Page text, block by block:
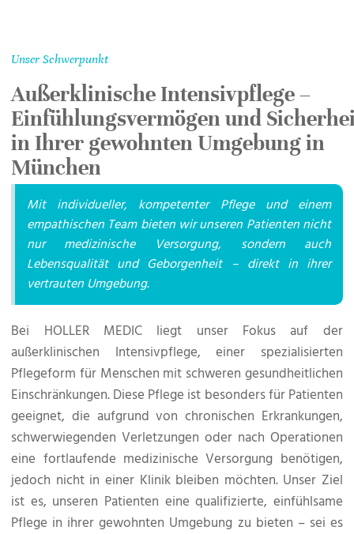
Unser Schwerpunkt
Außerklinische Intensivpflege –
Einfühlungsvermögen und
in Ihrer gewohnten Umgebung in
München
Mit individueller, kompetenter Pflege und einem
empathischen Team bieten wir unseren Patienten nicht
nur medizinische Versorgung, sondern auch
Lebensqualität und Geborgenheit – direkt in ihrer
vertrauten Umgebung.
Bei HOLLER MEDIC liegt unser Fokus auf der
außerklinischen Intensivpflege, einer spezialisierten
Pflegeform für Menschen mit schweren gesundheitlichen
Einschränkungen. Diese Pflege ist besonders für Patienten
geeignet, die aufgrund von chronischen Erkrankungen,
schwerwiegenden Verletzungen oder nach Operationen
eine fortlaufende medizinische Versorgung benötigen,
jedoch nicht in einer Klinik bleiben möchten. Unser Ziel
ist es, unseren Patienten eine qualifizierte, einfühlsame
Pflege in ihrer gewohnten Umgebung zu bieten – sei es